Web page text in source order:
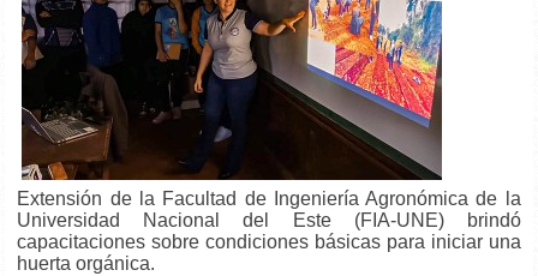
Extensión de la Facultad de Ingeniería Agronómica de la
Universidad Nacional del Este (FIA-UNE) brindó
capacitaciones sobre condiciones básicas para iniciar una
huerta orgánica.